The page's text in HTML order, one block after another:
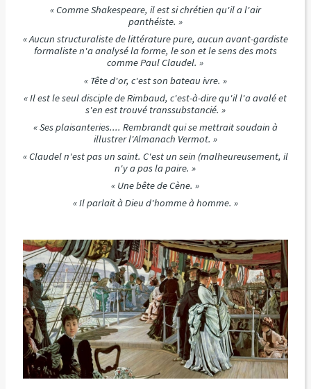
« Comme Shakespeare, il est si chrétien qu'il a l'air
panthéiste. »
« Aucun structuraliste de littérature pure, aucun avant-gardiste
formaliste n'a analysé la forme, le son et le sens des mots
comme Paul Claudel. »
« Tête d'or, c'est son bateau ivre. »
« Il est le seul disciple de Rimbaud, c'est-à-dire qu'il l'a avalé et
s'en est trouvé transsubstancié. »
« Ses plaisanteries.... Rembrandt qui se mettrait soudain à
illustrer l'Almanach Vermot. »
« Claudel n'est pas un saint. C'est un sein (malheureusement, il
n'y a pas la paire. »
« Une bête de Cène. »
« Il parlait à Dieu d'homme à homme. »